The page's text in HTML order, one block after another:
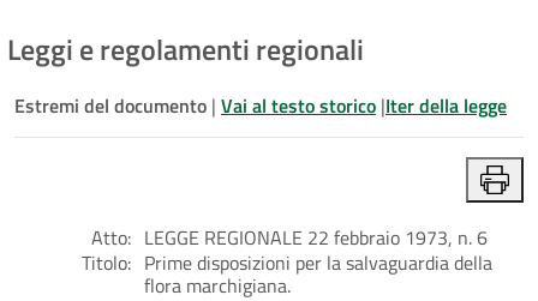
Leggi e regolamenti regionali
Estremi del documento | Vai al testo storico |Iter della legge
Atto: LEGGE REGIONALE 22 febbraio 1973, n. 6
Titolo: Prime disposizioni per la salvaguardia della
flora marchigiana.